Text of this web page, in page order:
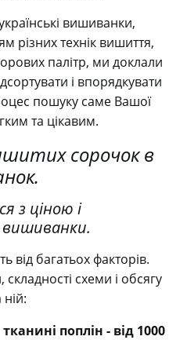
вишиванки,
різних технік вишиття,
палітр, ми доклали
і впорядкувати
пошуку саме Вашої
та цікавим.
сорочок в
з ціною і
від багатьох факторів.
схеми і обсягу
поплін - від 1000